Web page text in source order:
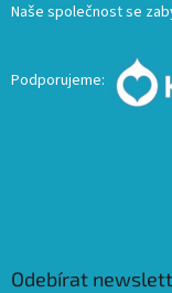
Naše společnost se
Podporujeme:
Odebírat